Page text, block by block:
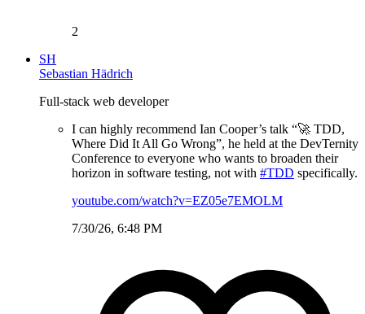
2
SH
Sebastian Hädrich
Full-stack web developer
I can highly recommend Ian Cooper’s talk “🚀 TDD,
Where Did It All Go Wrong”, he held at the DevTernity
Conference to everyone who wants to broaden their
horizon in software testing, not with #TDD specifically.
youtube.com/watch?v=EZ05e7EMOLM
7/30/26, 6:48 PM